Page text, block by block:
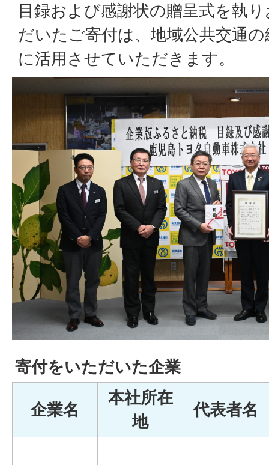
目録および感謝状の贈呈式を執
だいたご寄付は、地域公共交通
に活用させていただきます。
寄付をいただいた企業
企業名
本社所在
地
代表者名